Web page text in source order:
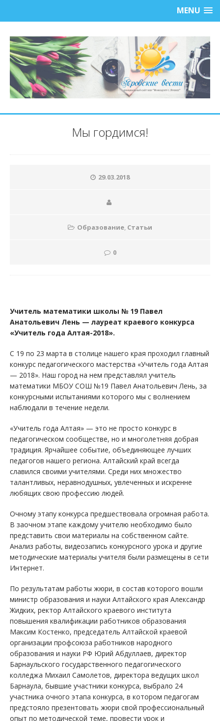
MENU
Мы гордимся!
29.03.2018
Образование, Статьи
0
Учитель математики школы № 19 Павел
Анатольевич Лень — лауреат краевого конкурса
«Учитель года Алтая-2018».
С 19 по 23 марта в столице нашего края проходил главный
конкурс педагогического мастерства «Учитель года Алтая
— 2018». Наш город на нем представлял учитель
математики МБОУ СОШ №19 Павел Анатольевич Лень, за
конкурсными испытаниями которого мы с волнением
наблюдали в течение недели.
«Учитель года Алтая» — это не просто конкурс в
педагогическом сообществе, но и многолетняя добрая
традиция. Ярчайшее событие, объединяющее лучших
педагогов нашего региона. Алтайский край всегда
славился своими учителями. Среди них множество
талантливых, неравнодушных, увлеченных и искренне
любящих свою профессию людей.
Очному этапу конкурса предшествовала огромная работа.
В заочном этапе каждому учителю необходимо было
представить свои материалы на собственном сайте.
Анализ работы, видеозапись конкурсного урока и другие
методические материалы учителя были размещены в сети
Интернет.
По результатам работы жюри, в состав которого вошли
министр образования и науки Алтайского края Александр
Жидких, ректор Алтайского краевого института
повышения квалификации работников образования
Максим Костенко, председатель Алтайской краевой
организации профсоюза работников народного
образования и науки РФ Юрий Абдуллаев, директор
Барнаульского государственного педагогического
колледжа Михаил Самолетов, директора ведущих школ
Барнаула, бывшие участники конкурса, выбрало 24
участника очного этапа конкурса, в котором педагогам
предстояло презентовать жюри свой профессиональный
опыт по методической теме, провести урок и